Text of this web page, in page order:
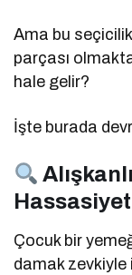
Ama bu
parçası
hale gelir?
İşte burada
Çocuk bir
damak zevkiyle